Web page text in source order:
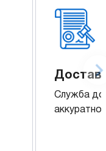
Служба
аккуратно